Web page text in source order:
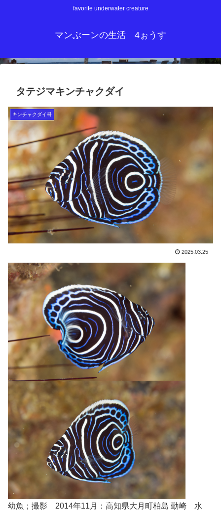
favorite underwater creature
マンぶーンの生活 4ぉうす
タテジマキンチャクダイ
キンチャクダイ科
2025.03.25
幼魚；撮影 2014年11月：高知県大月町柏島 勤崎 水